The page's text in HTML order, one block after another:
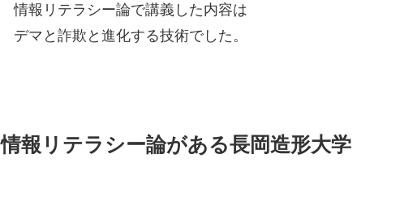
情報リテラシー論で講義した内容は
デマと詐欺と進化する技術でした。
情報リテラシー論がある長岡造形大学